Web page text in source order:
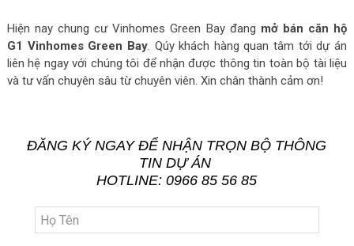
Hiện nay chung cư Vinhomes Green Bay đang mở bán căn hộ
G1 Vinhomes Green Bay. Qúy khách hàng quan tâm tới dự án
liên hệ ngay với chúng tôi để nhận được thông tin toàn bộ tài liệu
và tư vấn chuyên sâu từ chuyên viên. Xin chân thành cảm ơn!
ĐĂNG KÝ NGAY ĐỂ NHẬN TRỌN BỘ THÔNG
TIN DỰ ÁN
HOTLINE: 0966 85 56 85